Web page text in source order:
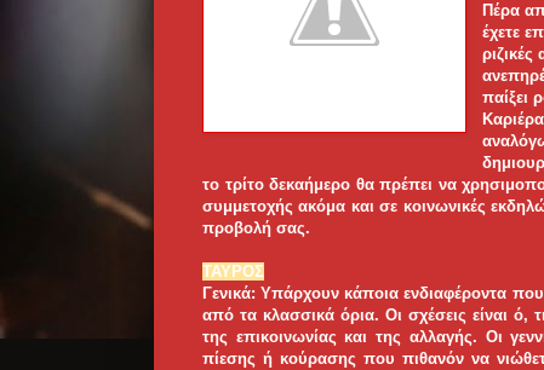
Πέρα
έχετε
παίξει
το τρίτο δεκαήμερο θα πρέπει να
συμμετοχής ακόμα και σε κοινωνικές
προβολή σας.
ΤΑΥΡΟΣ
Γενικά: Υπάρχουν κάποια ενδιαφέροντα
από τα κλασσικά όρια. Οι σχέσεις είναι ό,
της επικοινωνίας και της αλλαγής. Οι
πίεσης ή κούρασης που πιθανόν να